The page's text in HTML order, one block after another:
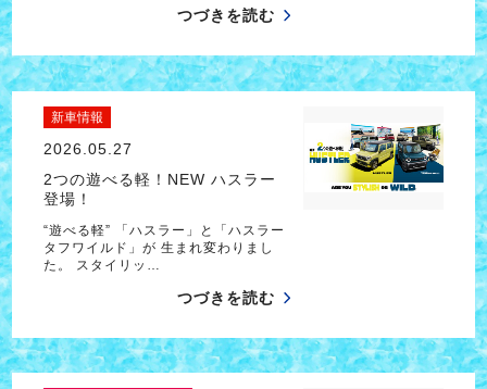
つづきを読む
新車情報
2026.05.27
2つの遊べる軽！NEW ハスラー
登場！
“遊べる軽” 「ハスラー」と「ハスラー
タフワイルド」が 生まれ変わりまし
た。 スタイリッ…
つづきを読む